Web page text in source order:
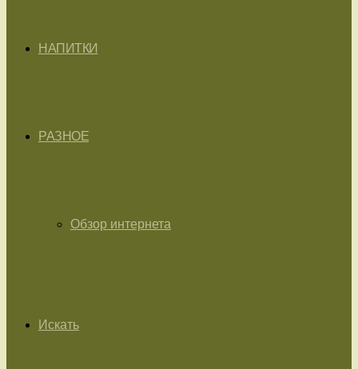
НАПИТКИ
РАЗНОЕ
Обзор интернета
Искать